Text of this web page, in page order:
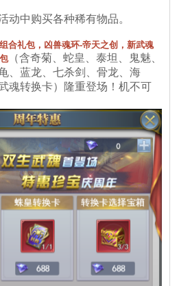
动中购买各种稀有物品。
合礼包，凶兽魂环-帝天之创，新武魂
（含奇菊、蛇皇、泰坦、鬼魅、
、蓝龙、七杀剑、骨龙、海
魂转换卡）隆重登场！机不可